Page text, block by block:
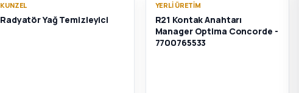
KUNZEL
Radyatör Yağ Temizleyici
YERLI ÜRETIM
R21 Kontak Anahtarı
Manager Optima Concorde -
7700765533